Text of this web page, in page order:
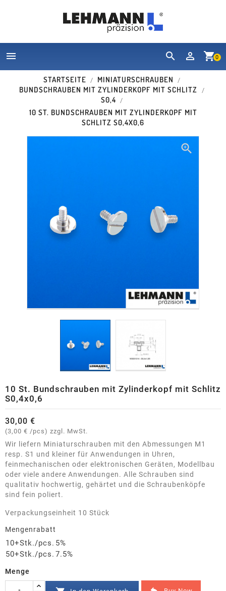
shopping_cart0
 
STARTSEITE
MINIATURSCHRAUBEN
BUNDSCHRAUBEN MIT ZYLINDERKOPF MIT SCHLITZ
S0,4
10 ST. BUNDSCHRAUBEN MIT ZYLINDERKOPF MIT
SCHLITZ S0,4X0,6

10 St. Bundschrauben mit Zylinderkopf mit Schlitz
S0,4x0,6
30,00 €
(3,00 € /pcs) zzgl. MwSt.
Wir liefern Miniaturschrauben mit den Abmessungen M1
resp. S1 und kleiner für Anwendungen in Uhren,
feinmechanischen oder elektronischen Geräten, Modellbau
oder viele andere Anwendungen. Alle Schrauben sind
qualitativ hochwertig, gehärtet und die Schraubenköpfe
sind fein poliert.
Verpackungseinheit 10 Stück
Mengenrabatt
10+Stk./pcs. 5%
50+Stk./pcs. 7.5%
Menge